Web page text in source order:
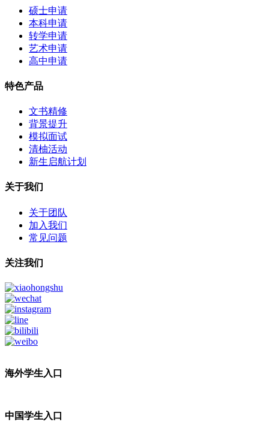
硕士申请
本科申请
转学申请
艺术申请
高中申请
特色产品
文书精修
背景提升
模拟面试
清柚活动
新生启航计划
关于我们
关于团队
加入我们
常见问题
关注我们
海外学生入口
中国学生入口